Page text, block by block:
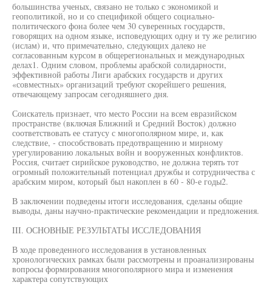
большинства ученых, связано не только с экономикой и
геополитикой, но и со спецификой общего социально-
политического фона более чем 30 суверенных государств,
говорящих на одном языке, исповедующих одну и ту же религию
(ислам) и, что примечательно, следующих далеко не
согласованным курсом в общерегиональных и международных
делах1. Одним словом, проблемы арабской солидарности,
эффективной работы Лиги арабских государств и других
«совместных» организаций требуют скорейшего решения,
отвечающему запросам сегодняшнего дня.
Соискатель признает, что место России на всем евразийском
пространстве (включая Ближний и Средний Восток) должно
соответствовать ее статусу с многополярном мире, и, как
следствие, - способствовать предотвращению и мирному
урегулированию локальных войн и вооруженных конфликтов.
Россия, считает сирийское руководство, не должна терять тот
огромный положительный потенциал дружбы и сотрудничества с
арабским миром, который был накоплен в 60 - 80-е годы2.
В заключении подведены итоги исследования, сделаны общие
выводы, даны научно-практические рекомендации и предложения.
III. ОСНОВНЫЕ РЕЗУЛЬТАТЫ ИССЛЕДОВАНИЯ
В ходе проведенного исследования в установленных
хронологических рамках были рассмотрены и проанализированы
вопросы формирования многополярного мира и изменения
характера сопутствующих